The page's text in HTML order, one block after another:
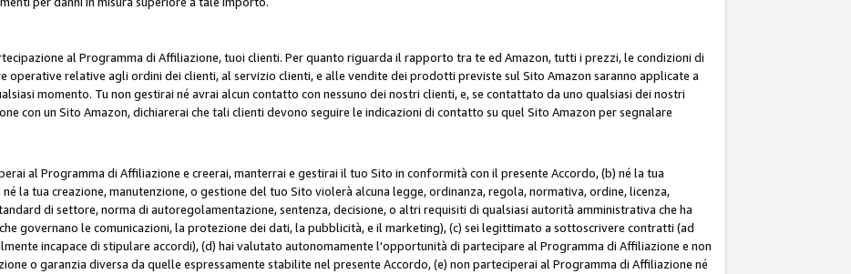
al Programma di Affiliazione, tuoi clienti. Per quanto riguarda il rapporto tra te ed Amazon, tutti i prezzi, le condizioni di
operative relative agli ordini dei clienti, al servizio clienti, e alle vendite dei prodotti previste sul Sito Amazon saranno applicate a
momento. Tu non gestirai né avrai alcun contatto con nessuno dei nostri clienti, e, se contattato da uno qualsiasi dei nostri
con un Sito Amazon, dichiarerai che tali clienti devono seguire le indicazioni di contatto su quel Sito Amazon per segnalare
al Programma di Affiliazione e creerai, manterrai e gestirai il tuo Sito in conformità con il presente Accordo, (b) né la tua
la tua creazione, manutenzione, o gestione del tuo Sito violerà alcuna legge, ordinanza, regola, normativa, ordine, licenza,
di settore, norma di autoregolamentazione, sentenza, decisione, o altri requisiti di qualsiasi autorità amministrativa che ha
governano le comunicazioni, la protezione dei dati, la pubblicità, e il marketing), (c) sei legittimato a sottoscrivere contratti (ad
incapace di stipulare accordi), (d) hai valutato autonomamente l'opportunità di partecipare al Programma di Affiliazione e non
o garanzia diversa da quelle espressamente stabilite nel presente Accordo, (e) non parteciperai al Programma di Affiliazione né